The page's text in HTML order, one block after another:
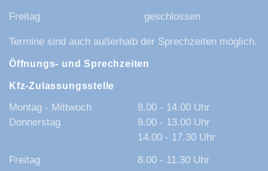
Freitag
geschlossen
Termine sind auch außerhalb der Sprechzeiten möglich.
Öffnungs- und Sprechzeiten
Kfz-Zulassungsstelle
Montag - Mittwoch
8.00 - 14.00 Uhr
Donnerstag
8.00 - 13.00 Uhr
14.00 - 17.30 Uhr
Freitag
8.00 - 11.30 Uhr